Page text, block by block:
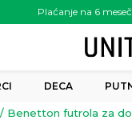
Plaćanje na 6
DECA
Benetton futrola za